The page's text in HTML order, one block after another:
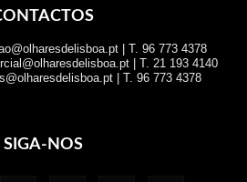
| T. 96 773 4378
| T. 21 193 4140
| T. 96 773 4378
SIGA-NOS